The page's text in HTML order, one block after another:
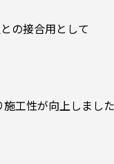
の接合用として
工性が向上しました